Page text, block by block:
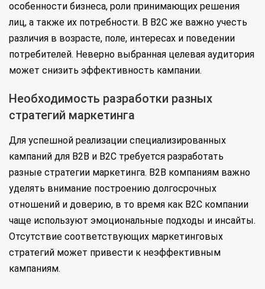
особенности бизнеса, роли принимающих решения
лиц, а также их потребности. В B2C же важно учесть
различия в возрасте, поле, интересах и поведении
потребителей. Неверно выбранная целевая аудитория
может снизить эффективность кампании.
Необходимость разработки разных
стратегий маркетинга
Для успешной реализации специализированных
кампаний для B2B и B2C требуется разработать
разные стратегии маркетинга. B2B компаниям важно
уделять внимание построению долгосрочных
отношений и доверию, в то время как B2C компании
чаще используют эмоциональные подходы и инсайты.
Отсутствие соответствующих маркетинговых
стратегий может привести к неэффективным
кампаниям.